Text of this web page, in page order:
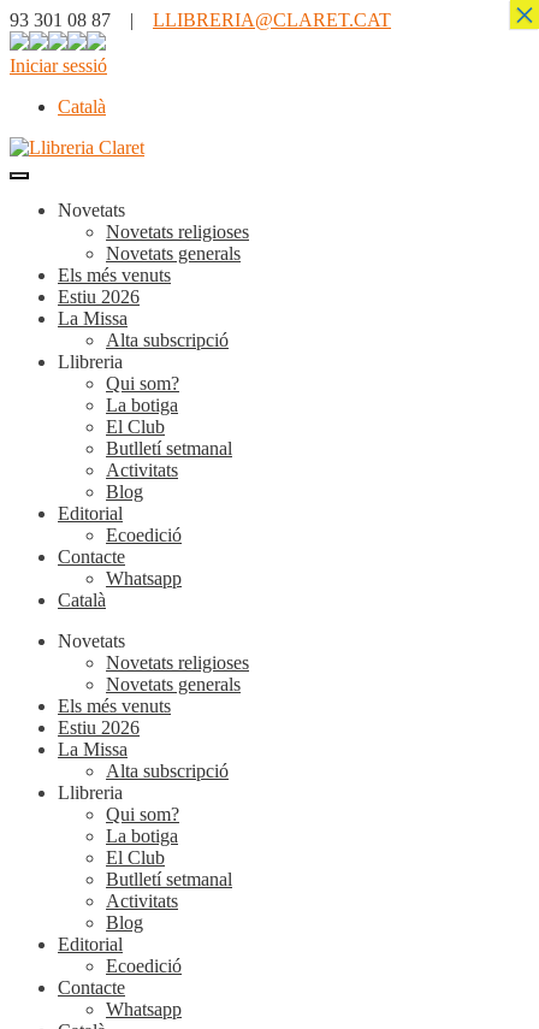
93 301 08 87 | LLIBRERIA@CLARET.CAT
Iniciar sessió
Català
Novetats
Novetats religioses
Novetats generals
Els més venuts
Estiu 2026
La Missa
Alta subscripció
Llibreria
Qui som?
La botiga
El Club
Butlletí setmanal
Activitats
Blog
Editorial
Ecoedició
Contacte
Whatsapp
Català
Novetats
Novetats religioses
Novetats generals
Els més venuts
Estiu 2026
La Missa
Alta subscripció
Llibreria
Qui som?
La botiga
El Club
Butlletí setmanal
Activitats
Blog
Editorial
Ecoedició
Contacte
Whatsapp
×